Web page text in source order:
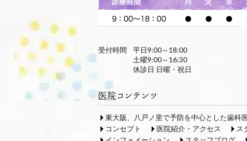
受付時間
平日9:00～18:00
土曜9:00～16:30
休診日 日曜・祝日
東大阪、八戸ノ里で予防を中心とした歯科
コンセプト
医院紹介・アクセス ス